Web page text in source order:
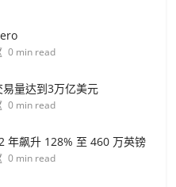
量达到3万亿美元
0 min read
飙升 128% 至 460 万英镑
0 min read
– ATFX
0 min read